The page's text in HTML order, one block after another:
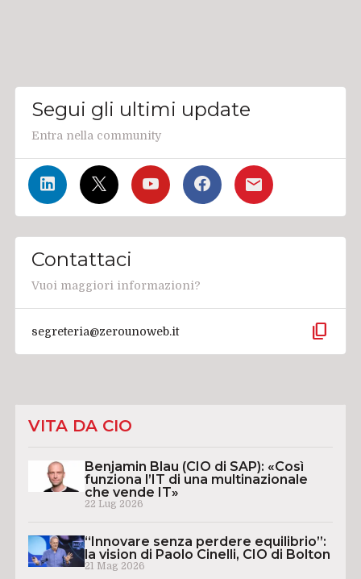
Segui gli ultimi update
Entra nella community
Contattaci
Vuoi maggiori informazioni?
segreteria@zerounoweb.it content_copy
VITA DA CIO
Benjamin Blau (CIO di SAP): «Così
funziona l’IT di una multinazionale
che vende IT»
22 Lug 2026
“Innovare senza perdere equilibrio”:
la vision di Paolo Cinelli, CIO di Bolton
21 Mag 2026